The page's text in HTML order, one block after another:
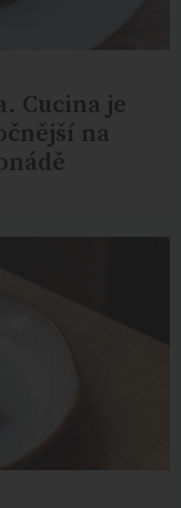
Cucina je
na